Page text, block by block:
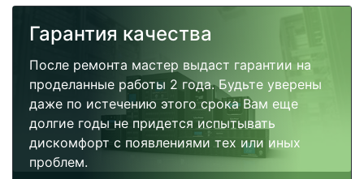
Гарантия качества
После ремонта мастер выдаст гарантии на
проделанные работы 2 года. Будьте уверены
даже по истечению этого срока Вам еще
долгие годы не придется испытывать
дискомфорт с появлениями тех или иных
проблем.